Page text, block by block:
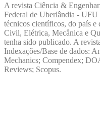
A revista Ciência &
Federal de Uberlândia -
técnicos científicos, do país e
Civil, Elétrica, Mecânica e
tenha sido publicado. A
Indexações/Base de dados:
Mechanics; Compendex;
Reviews; Scopus.